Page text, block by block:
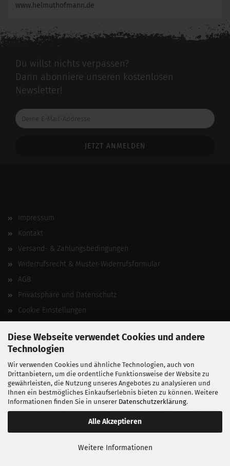
Diese Webseite verwendet Cookies und andere
Technologien
Wir verwenden Cookies und ähnliche Technologien, auch von
Drittanbietern, um die ordentliche Funktionsweise der Website zu
gewährleisten, die Nutzung unseres Angebotes zu analysieren und
Ihnen ein bestmögliches Einkaufserlebnis bieten zu können. Weitere
Informationen finden Sie in unserer Datenschutzerklärung.
Alle Akzeptieren
Weitere Informationen
www.helmuthofmann.de
Du willst nichts verpassen?
Dann abonniere unseren kostenlosen
Newsletter!
Deine
E-
Impressum
Kontakt
Versand- & Zahlungsbedingungen
Widerrufsrecht & Muster-Widerrufsformular
AGB
Privatsphäre und Datenschutz
Cookie Einstellungen
Vertrag widerrufen
Entwickelt vonfabian heinz webdesign